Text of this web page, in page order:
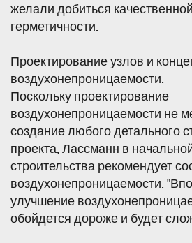
желали добиться
герметичности.
Проектирование узлов и
воздухонепроницаемости.
Поскольку проектирование
воздухонепроницаемости не
создание любого детального
проекта, Лассманн в
строительства рекомендует
воздухонепроницаемости.
улучшение
обойдется дороже и будет